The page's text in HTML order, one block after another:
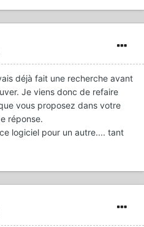
déjà fait une recherche avant
Je viens donc de refaire
vous proposez dans votre
réponse.
logiciel pour un autre.... tant